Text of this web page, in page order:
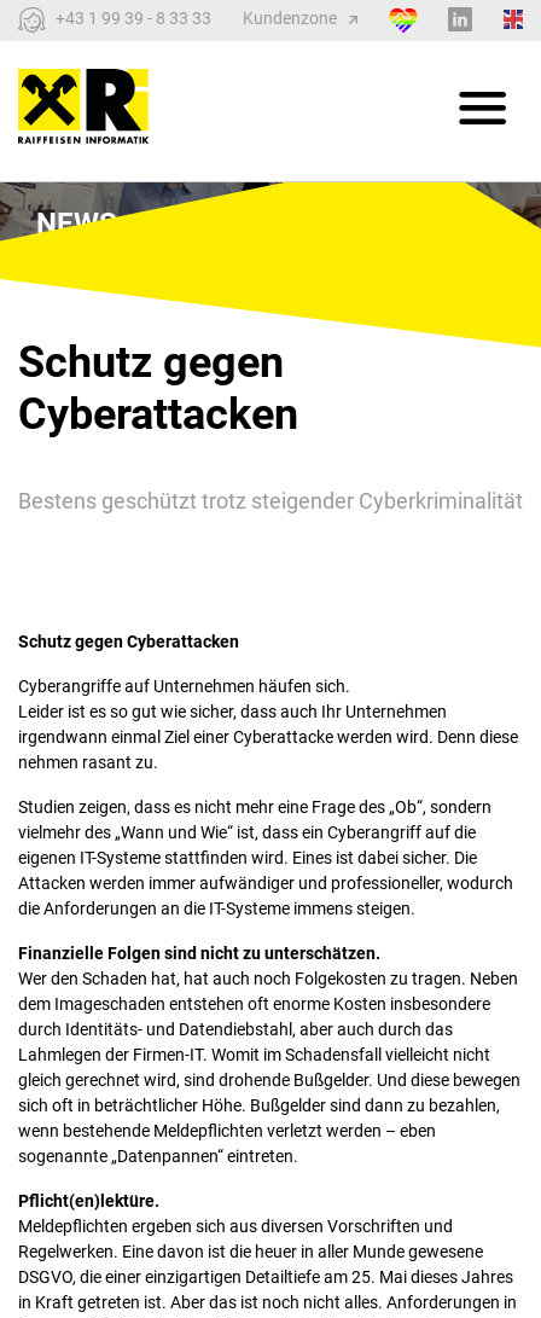
+43 1 99 39 - 8 33 33 Kundenzone
NEWS
Schutz gegen
Cyberattacken
Bestens geschützt trotz steigender Cyberkriminalität
Schutz gegen Cyberattacken
Cyberangriffe auf Unternehmen häufen sich.
Leider ist es so gut wie sicher, dass auch Ihr Unternehmen
irgendwann einmal Ziel einer Cyberattacke werden wird. Denn diese
nehmen rasant zu.
Studien zeigen, dass es nicht mehr eine Frage des „Ob“, sondern
vielmehr des „Wann und Wie“ ist, dass ein Cyberangriff auf die
eigenen IT-Systeme stattfinden wird. Eines ist dabei sicher. Die
Attacken werden immer aufwändiger und professioneller, wodurch
die Anforderungen an die IT-Systeme immens steigen.
Finanzielle Folgen sind nicht zu unterschätzen.
Wer den Schaden hat, hat auch noch Folgekosten zu tragen. Neben
dem Imageschaden entstehen oft enorme Kosten insbesondere
durch Identitäts- und Datendiebstahl, aber auch durch das
Lahmlegen der Firmen-IT. Womit im Schadensfall vielleicht nicht
gleich gerechnet wird, sind drohende Bußgelder. Und diese bewegen
sich oft in beträchtlicher Höhe. Bußgelder sind dann zu bezahlen,
wenn bestehende Meldepflichten verletzt werden – eben
sogenannte „Datenpannen“ eintreten.
Pflicht(en)lektüre.
Meldepflichten ergeben sich aus diversen Vorschriften und
Regelwerken. Eine davon ist die heuer in aller Munde gewesene
DSGVO, die einer einzigartigen Detailtiefe am 25. Mai dieses Jahres
in Kraft getreten ist. Aber das ist noch nicht alles. Anforderungen in